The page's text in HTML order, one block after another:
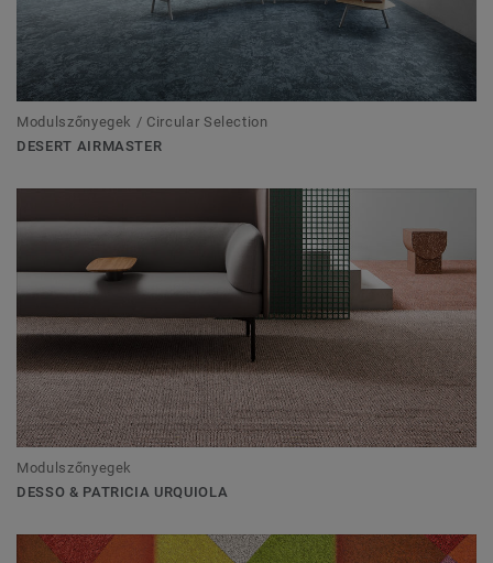
Modulszőnyegek / Circular Selection
DESERT AIRMASTER
Modulszőnyegek
DESSO & PATRICIA URQUIOLA